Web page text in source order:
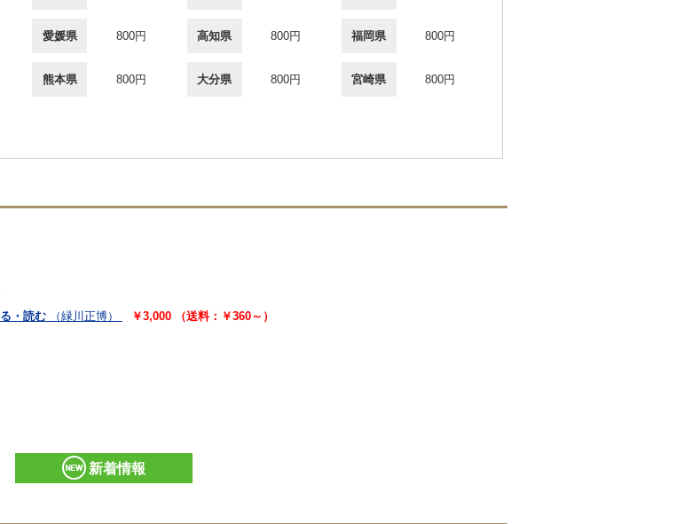
愛媛県 800円 高知県 800円 福岡県 800円
熊本県 800円 大分県 800円 宮崎県 800円
・読む
（緑川正博）
￥3,000 （送料：￥360～）
新着情報